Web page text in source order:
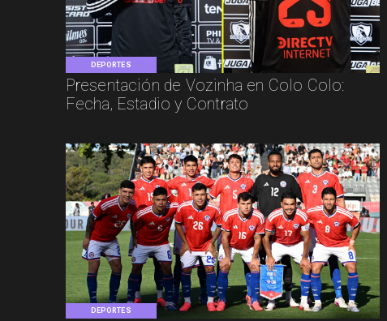
DEPORTES
Presentación de Vozinha en Colo Colo:
Fecha, Estadio y Contrato
DEPORTES